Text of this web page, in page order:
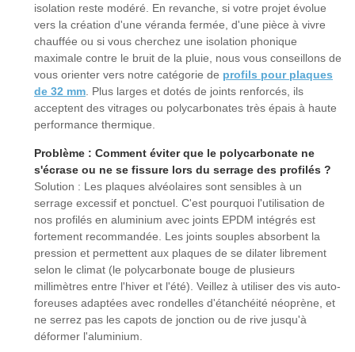
isolation reste modéré. En revanche, si votre projet évolue
vers la création d'une véranda fermée, d'une pièce à vivre
chauffée ou si vous cherchez une isolation phonique
maximale contre le bruit de la pluie, nous vous conseillons de
vous orienter vers notre catégorie de profils pour plaques
de 32 mm . Plus larges et dotés de joints renforcés, ils
acceptent des vitrages ou polycarbonates très épais à haute
performance thermique.
Problème : Comment éviter que le polycarbonate ne
s'écrase ou ne se fissure lors du serrage des profilés ?
Solution : Les plaques alvéolaires sont sensibles à un
serrage excessif et ponctuel. C'est pourquoi l'utilisation de
nos profilés en aluminium avec joints EPDM intégrés est
fortement recommandée. Les joints souples absorbent la
pression et permettent aux plaques de se dilater librement
selon le climat (le polycarbonate bouge de plusieurs
millimètres entre l'hiver et l'été). Veillez à utiliser des vis auto-
foreuses adaptées avec rondelles d'étanchéité néoprène, et
ne serrez pas les capots de jonction ou de rive jusqu'à
déformer l'aluminium.